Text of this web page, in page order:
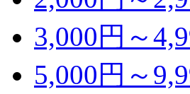
3,000円～
5,000円～